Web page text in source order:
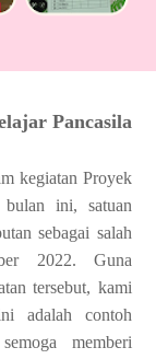
Pancasila
kegiatan Proyek
bulan ini, satuan
sebagai salah
2022. Guna
tersebut, kami
adalah contoh
memberi